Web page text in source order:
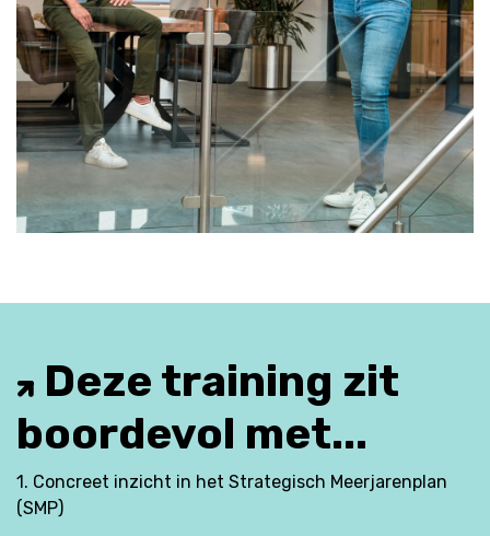
Deze training zit
boordevol met...
1. Concreet inzicht in het Strategisch Meerjarenplan
(SMP)